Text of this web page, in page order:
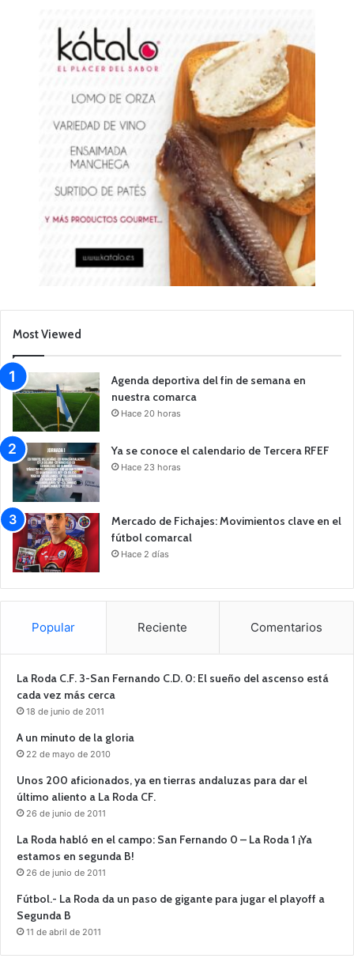
Most Viewed
Agenda deportiva del fin de semana en
nuestra comarca
Hace 20 horas
Ya se conoce el calendario de Tercera RFEF
Hace 23 horas
Mercado de Fichajes: Movimientos clave en el
fútbol comarcal
Hace 2 días
Popular Reciente Comentarios
La Roda C.F. 3-San Fernando C.D. 0: El sueño del ascenso está
cada vez más cerca
18 de junio de 2011
A un minuto de la gloria
22 de mayo de 2010
Unos 200 aficionados, ya en tierras andaluzas para dar el
último aliento a La Roda CF.
26 de junio de 2011
La Roda habló en el campo: San Fernando 0 – La Roda 1 ¡Ya
estamos en segunda B!
26 de junio de 2011
Fútbol.- La Roda da un paso de gigante para jugar el playoff a
Segunda B
11 de abril de 2011